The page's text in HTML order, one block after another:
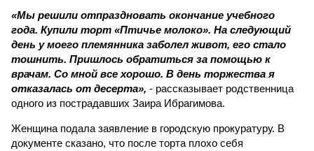
«Мы решили отпраздновать окончание учебного
года. Купили торт «Птичье молоко». На следующий
день у моего племянника заболел живот, его стало
тошнить. Пришлось обратиться за помощью к
врачам. Со мной все хорошо. В день торжества я
отказалась от десерта», - рассказывает родственница
одного из пострадавших Заира Ибрагимова.
Женщина подала заявление в городскую прокуратуру. В
документе сказано, что после торта плохо себя